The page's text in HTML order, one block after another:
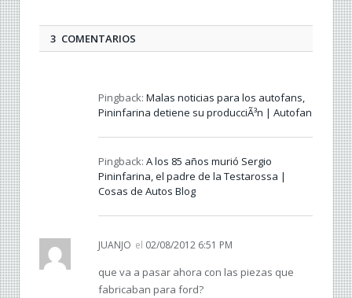
3 COMENTARIOS
Pingback: Malas noticias para los autofans,
Pininfarina detiene su producciÃ³n | Autofan
Pingback: A los 85 años murió Sergio
Pininfarina, el padre de la Testarossa |
Cosas de Autos Blog
JUANJO el 02/08/2012 6:51 PM
que va a pasar ahora con las piezas que
fabricaban para ford?